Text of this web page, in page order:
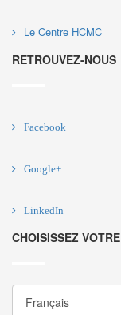
Le Centre HCMC
RETROUVEZ-NOUS
Facebook
Google+
LinkedIn
CHOISISSEZ